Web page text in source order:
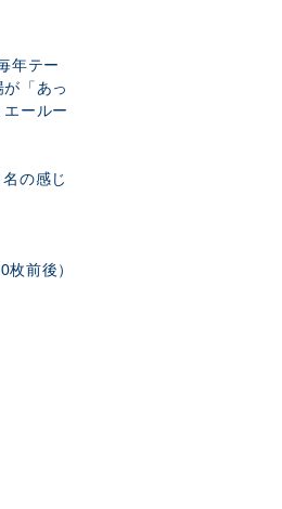
年テー
「あっ
ールー
の感じ
前後）